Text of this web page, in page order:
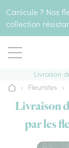
Canicule ? Nos
collection
Livraison
Accueil
› Fleuristes ›
Livraison
par les